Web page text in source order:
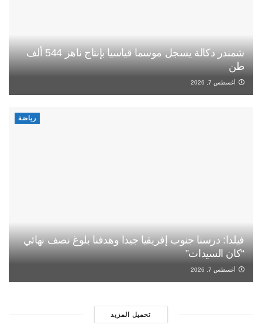
شمندر دكالة يسجل موسما قياسيا بإنتاج ناهز 544 ألف
طن
أغسطس 7, 2026
رياضة
فيلدا: درسنا جنوب إفريقيا جيدا وهدفنا بلوغ نصف نهائي
“كان السيدات”
أغسطس 7, 2026
تحميل المزيد